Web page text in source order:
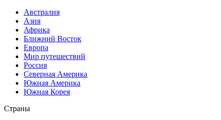
Австралия
Азия
Африка
Ближний Восток
Европа
Мир путешествий
Россия
Северная Америка
Южная Америка
Южная Корея
Страны